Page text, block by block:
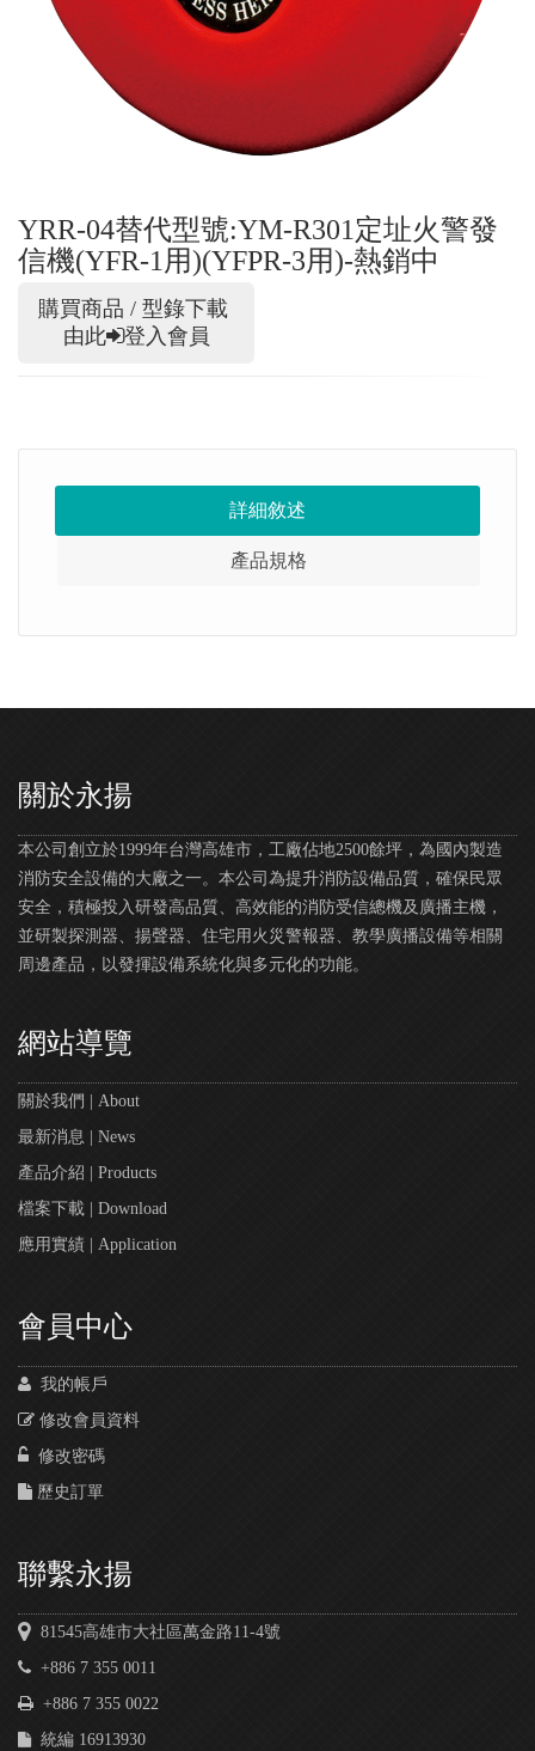
YRR-04替代型號:YM-R301定址火警發
信機(YFR-1用)(YFPR-3用)-熱銷中
購買商品 / 型錄下載
由此
登入會員
詳細敘述
產品規格
關於永揚
本公司創立於1999年台灣高雄市，工廠佔地2500餘坪，為國內製造
消防安全設備的大廠之一。本公司為提升消防設備品質，確保民眾
安全，積極投入研發高品質、高效能的消防受信總機及廣播主機，
並研製探測器、揚聲器、住宅用火災警報器、教學廣播設備等相關
周邊產品，以發揮設備系統化與多元化的功能。
網站導覽
關於我們 | About
最新消息 | News
產品介紹 | Products
檔案下載 | Download
應用實績 | Application
會員中心
我的帳戶
修改會員資料
修改密碼
歷史訂單
聯繫永揚
81545高雄市大社區萬金路11-4號
+886 7 355 0011
+886 7 355 0022
統編 16913930